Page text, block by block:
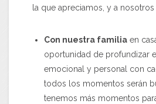
la que apreciamos, y a nosotros
Con nuestra familia en
oportunidad de profundizar
emocional y personal con
todos los momentos serán
tenemos más momentos